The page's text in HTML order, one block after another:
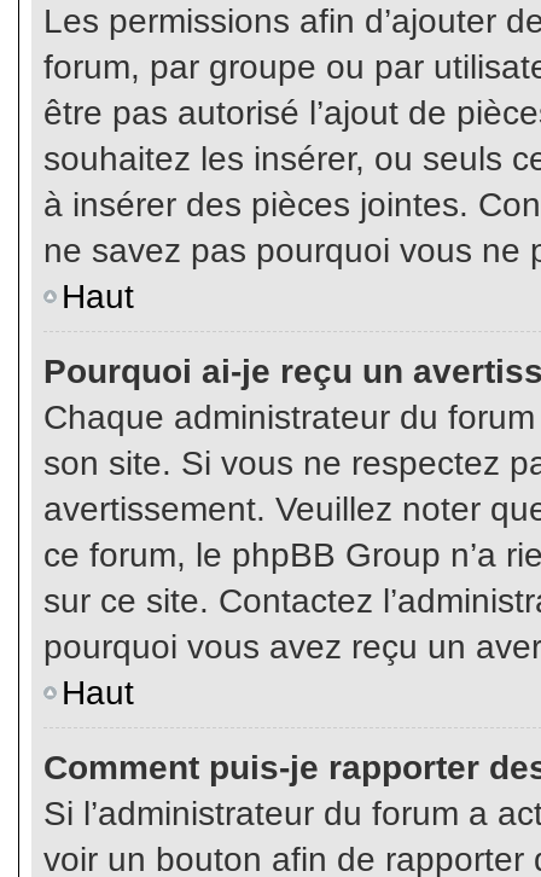
Les permissions afin d’ajouter
forum, par groupe ou par
être pas autorisé l’ajout de
souhaitez les insérer, ou seuls
à insérer des pièces jointes.
ne savez pas pourquoi vous ne
Haut
Pourquoi ai-je reçu un
Chaque administrateur du
son site. Si vous ne respectez
avertissement. Veuillez noter
ce forum, le phpBB Group n’a
sur ce site. Contactez
pourquoi vous avez reçu un
Haut
Comment puis-je rapporter
Si l’administrateur du forum a
voir un bouton afin de